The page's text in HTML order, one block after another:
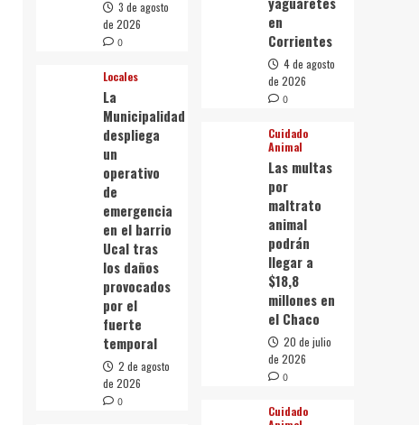
3 de agosto
de 2026
0
Locales
La
Municipalidad
despliega
un
operativo
de
emergencia
en el barrio
Ucal tras
los daños
provocados
por el
fuerte
temporal
2 de agosto
de 2026
0
en
Corrientes
4 de agosto
de 2026
0
Cuidado
Animal
Las multas
por
maltrato
animal
podrán
llegar a
$18,8
millones en
el Chaco
20 de julio
de 2026
0
Cuidado